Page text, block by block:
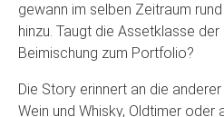
gewann im selben Zeitraum
hinzu. Taugt die Assetklasse
Beimischung zum Portfolio?
Die Story erinnert an die
Wein und Whisky, Oldtimer oder